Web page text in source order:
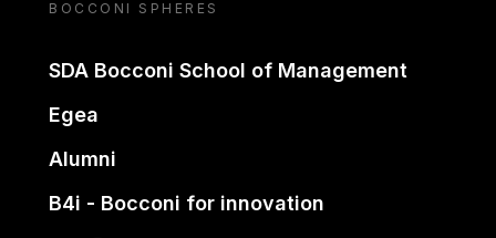
BOCCONI SPHERES
SDA Bocconi School of Management
Egea
Alumni
B4i - Bocconi for innovation